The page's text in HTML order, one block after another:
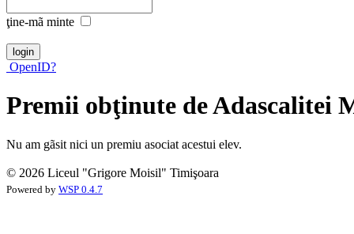
ţine-mã minte
OpenID?
Premii obţinute de Adascalitei
Nu am gãsit nici un premiu asociat acestui elev.
© 2026 Liceul "Grigore Moisil" Timişoara
Powered by WSP 0.4.7